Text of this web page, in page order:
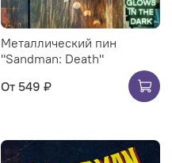
Металлический пин
"Sandman: Death"
От 549 ₽